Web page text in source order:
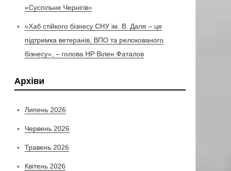
«Суспільне Чернігів»
«Хаб стійкого бізнесу СНУ ім. В. Даля – це
підтримка ветеранів, ВПО та релокованого
бізнесу», – голова НР Вілен Фаталов
Архіви
Липень 2026
Червень 2026
Травень 2026
Квітень 2026